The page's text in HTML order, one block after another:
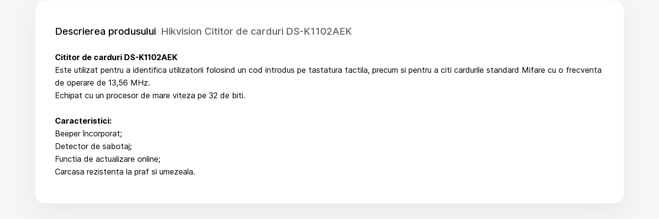
Descrierea produsului Hikvision Cititor de carduri DS-K1102AEK
Cititor de carduri DS-K1102AEK
Este utilizat pentru a identifica utilizatorii folosind un cod introdus pe tastatura tactila, precum si pentru a citi cardurile standard Mifare cu o frecventa
de operare de 13,56 MHz.
Echipat cu un procesor de mare viteza pe 32 de biti.
Caracteristici:
Beeper încorporat;
Detector de sabotaj;
Functia de actualizare online;
Carcasa rezistenta la praf si umezeala.